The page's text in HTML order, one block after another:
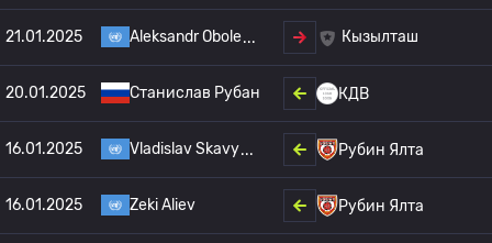
21.01.2025 Aleksandr Obole Кызылташ
20.01.2025 Станислав Рубан КДВ
16.01.2025 Vladislav Skavy Рубин Ялта
16.01.2025 Zeki Aliev Рубин Ялта